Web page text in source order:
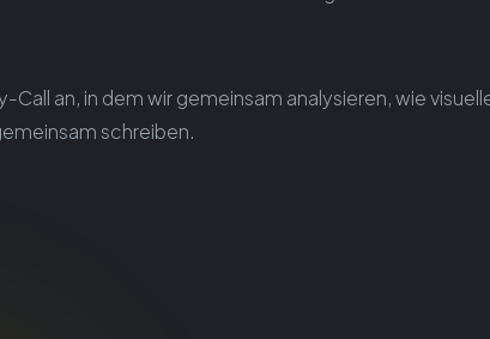
an, in dem wir gemeinsam analysieren, wie
schreiben.